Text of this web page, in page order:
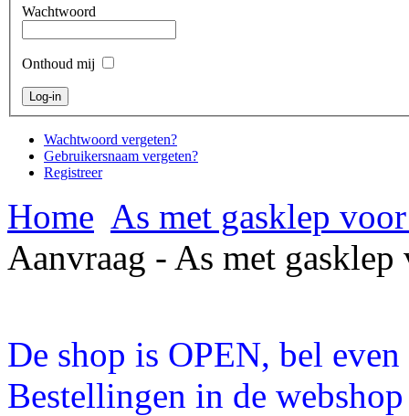
Wachtwoord
Onthoud mij
Wachtwoord vergeten?
Gebruikersnaam vergeten?
Registreer
Home As met gasklep
Aanvraag - As met
De shop is OPEN, bel
Bestellingen in de